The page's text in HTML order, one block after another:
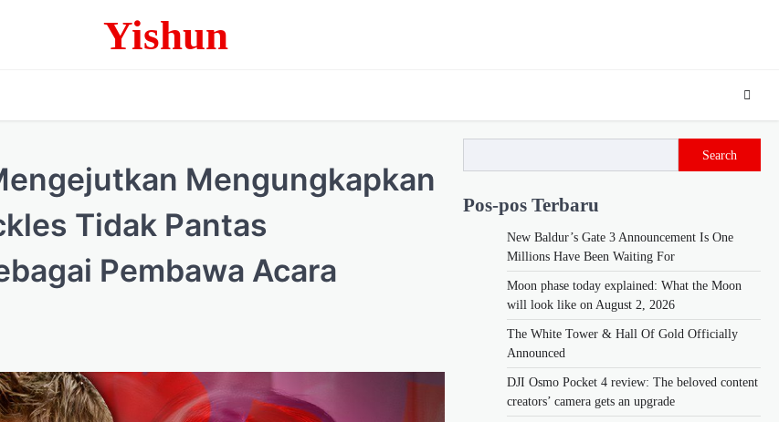
Yishun
Mengungkapkan
Tidak Pantas
Pembawa Acara
Search
Pos-pos Terbaru
New Baldur’s Gate 3 Announcement Is One
Millions Have Been Waiting For
Moon phase today explained: What the Moon
will look like on August 2, 2026
The White Tower & Hall Of Gold Officially
Announced
DJI Osmo Pocket 4 review: The beloved content
creators’ camera gets an upgrade